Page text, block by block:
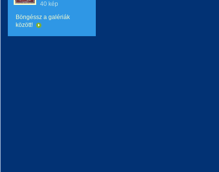
40 kép
Böngéssz a galériák
között!